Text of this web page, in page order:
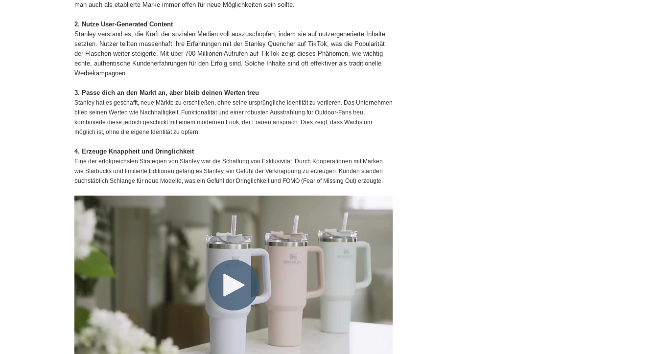
man auch als etablierte Marke immer offen für neue Möglichkeiten sein sollte.
2. Nutze User-Generated Content
Stanley verstand es, die Kraft der sozialen Medien voll auszuschöpfen, indem sie auf nutzergenerierte Inhalte
setzten. Nutzer teilten massenhaft ihre Erfahrungen mit der Stanley Quencher auf TikTok, was die Popularität
der Flaschen weiter steigerte. Mit über 700 Millionen Aufrufen auf TikTok zeigt dieses Phänomen, wie wichtig
echte, authentische Kundenerfahrungen für den Erfolg sind. Solche Inhalte sind oft effektiver als traditionelle
Werbekampagnen.
3. Passe dich an den Markt an, aber bleib deinen Werten treu
Stanley hat es geschafft, neue Märkte zu erschließen, ohne seine ursprüngliche Identität zu verlieren. Das Unternehmen
blieb seinen Werten wie Nachhaltigkeit, Funktionalität und einer robusten Ausstrahlung für Outdoor-Fans treu,
kombinierte diese jedoch geschickt mit einem modernen Look, der Frauen ansprach. Dies zeigt, dass Wachstum
möglich ist, ohne die eigene Identität zu opfern.
4. Erzeuge Knappheit und Dringlichkeit
Eine der erfolgreichsten Strategien von Stanley war die Schaffung von Exklusivität. Durch Kooperationen mit Marken
wie Starbucks und limitierte Editionen gelang es Stanley, ein Gefühl der Verknappung zu erzeugen. Kunden standen
buchstäblich Schlange für neue Modelle, was ein Gefühl der Dringlichkeit und FOMO (Fear of Missing Out) erzeugte.